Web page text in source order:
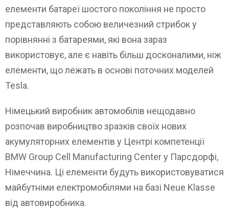
елементи батареї шостого покоління не просто
представляють собою величезний стрибок у
порівнянні з батареями, які вона зараз
використовує, але є навіть більш досконалими, ніж
елементи, що лежать в основі поточних моделей
Tesla.
Німецький виробник автомобілів нещодавно
розпочав виробництво зразків своїх нових
акумуляторних елементів у Центрі компетенції
BMW Group Cell Manufacturing Center у Парсдорфі,
Німеччина. Ці елементи будуть використовуватися
майбутніми електромобілями на базі Neue Klasse
від автовиробника.